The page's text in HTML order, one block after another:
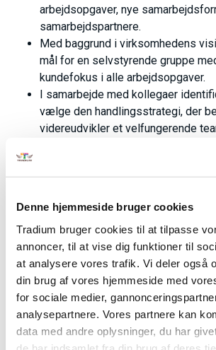
Denne hjemmeside bruger cookies
Tradium bruger cookies til at tilpasse
annoncer, til at vise dig funktioner til
at analysere vores trafik. Vi deler også
din brug af vores hjemmeside med
for sociale medier,
analysepartnere. Vores partnere kan
data med andre oplysninger, du har
arbejdsopgaver, nye
samarbejdspartnere.
Med baggrund i virksomhedens
mål for en selvstyrende gruppe
kundefokus i alle arbejdsopgaver.
I samarbejde med kollegaer
vælge den handlingsstrategi, der
videreudvikler et velfungerende
Efter kurset kan du:
udvikling og uddannelse, fagligt
arbejdspladsen og
Opstille klare ønsker og mål i
kvalificering og uddannelse med
behovene inden for eget
Håndtere udviklingssamtaler
kontakt med og blive forstået af
tackle situationer, hvor deltageren